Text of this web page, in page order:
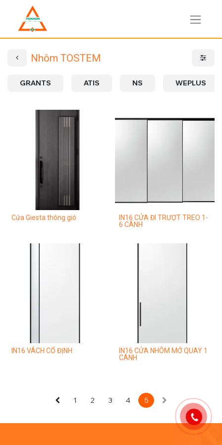
Nhôm TOSTEM
GRANTS ATIS NS WEPLUS
Cửa Giesta thông gió
IN16 CỬA ĐI TRƯỢT TREO 1-
6 CÁNH
IN16 VÁCH CỐ ĐỊNH
IN16 CỬA NHÔM MỞ QUAY 1
CÁNH
1 2 3 4 5